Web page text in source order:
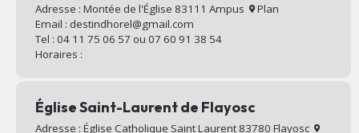
Adresse : Montée de l'Église 83111 Ampus
Plan
Email : destindhorel@gmail.com
Tel : 04 11 75 06 57 ou 07 60 91 38 54
Horaires :
Église Saint-Laurent de Flayosc
Adresse : Église Catholique Saint Laurent 83780 Flayosc